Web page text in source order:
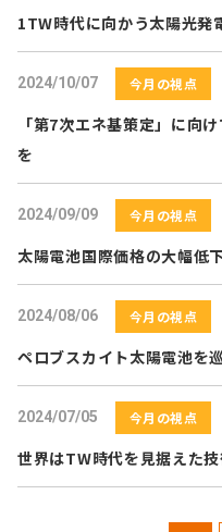
1TW時代に向かう太陽光発
2024/10/07 今月の視点
「第7次エネ基策定」に向
を
2024/09/09 今月の視点
太陽電池国際価格の大幅低
2024/08/06 今月の視点
ペロブスカイト太陽電池を
2024/07/05 今月の視点
世界はTW時代を⾒据えた